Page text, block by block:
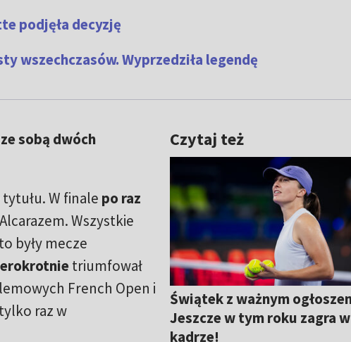
podjęła decyzję
wszechczasów. Wyprzedziła legendę
Czytaj też
Świątek z ważnym
Jeszcze w tym roku zagra w
kadrze!
sobą dwóch
W finale po raz
Wszystkie
były mecze
triumfował
French Open i
raz w